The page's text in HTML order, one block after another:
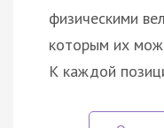
физическими
которым их
К каждой